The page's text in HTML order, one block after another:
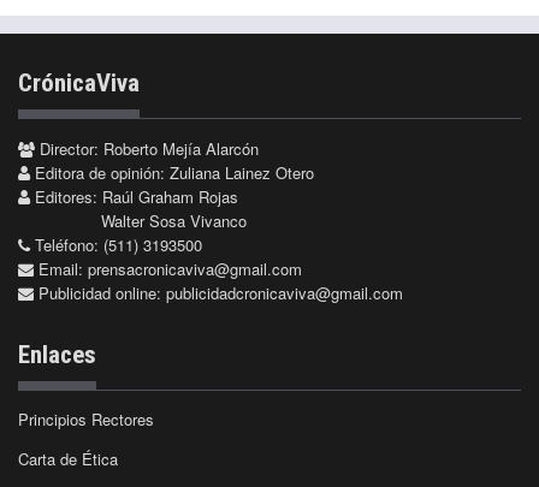
CrónicaViva
Director: Roberto Mejía Alarcón
Editora de opinión: Zuliana Lainez Otero
Editores: Raúl Graham Rojas
Walter Sosa Vivanco
Teléfono: (511) 3193500
Email: prensacronicaviva@gmail.com
Publicidad online: publicidadcronicaviva@gmail.com
Enlaces
Principios Rectores
Carta de Ética